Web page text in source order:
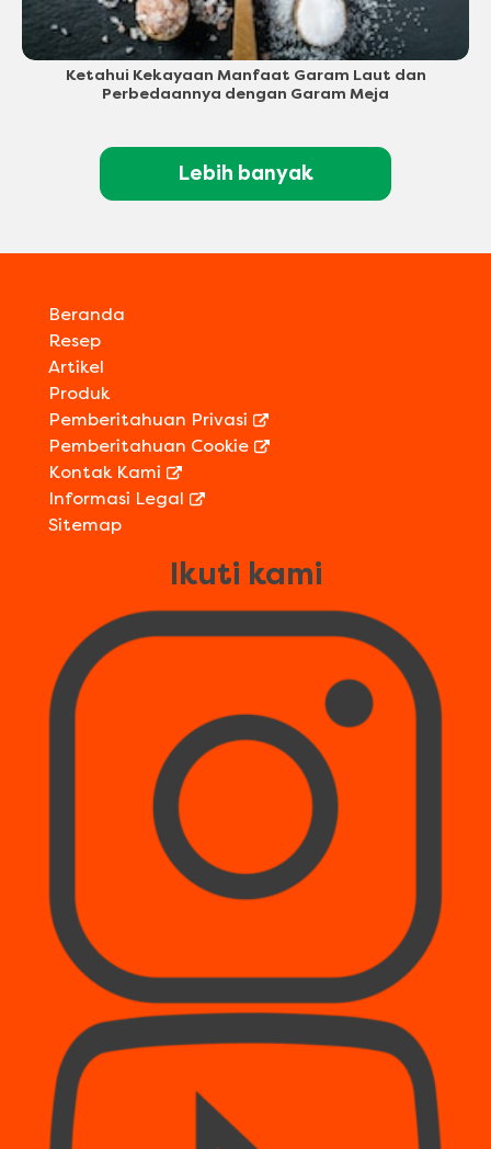
Ketahui Kekayaan Manfaat Garam Laut dan
Perbedaannya dengan Garam Meja
Lebih banyak
Beranda
Resep
Artikel
Produk
Pemberitahuan Privasi
Pemberitahuan Cookie
Kontak Kami
Informasi Legal
Sitemap
Ikuti kami